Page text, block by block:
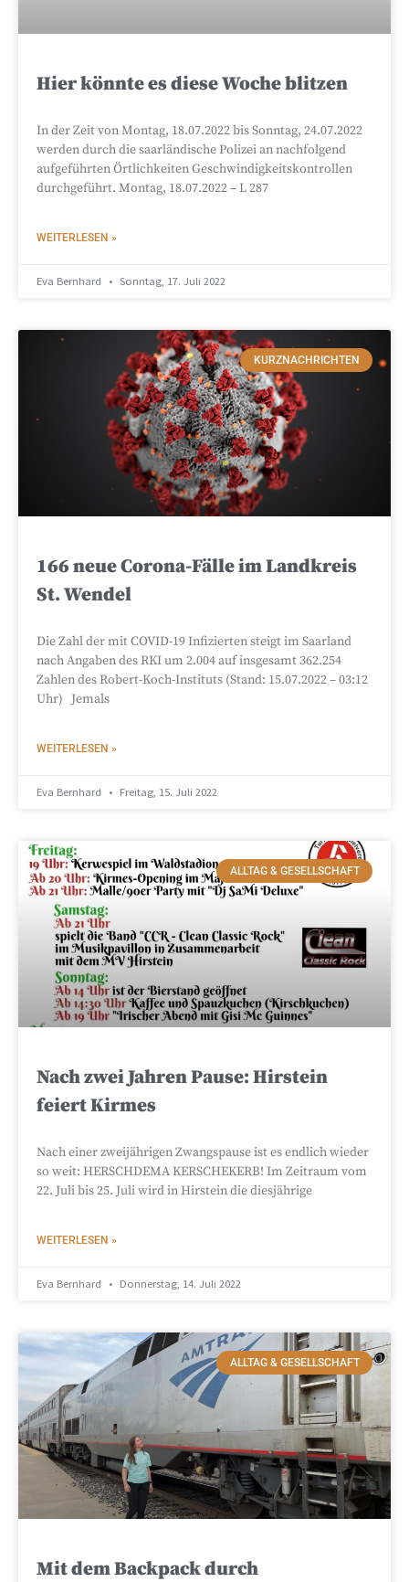
Hier könnte es diese Woche blitzen
In der Zeit von Montag, 18.07.2022 bis Sonntag, 24.07.2022
werden durch die saarländische Polizei an nachfolgend
aufgeführten Örtlichkeiten Geschwindigkeitskontrollen
durchgeführt. Montag, 18.07.2022 – L 287
WEITERLESEN »
Eva Bernhard Sonntag, 17. Juli 2022
KURZNACHRICHTEN
166 neue Corona-Fälle im Landkreis
St. Wendel
Die Zahl der mit COVID-19 Infizierten steigt im Saarland
nach Angaben des RKI um 2.004 auf insgesamt 362.254
Zahlen des Robert-Koch-Instituts (Stand: 15.07.2022 – 03:12
Uhr) Jemals
WEITERLESEN »
Eva Bernhard Freitag, 15. Juli 2022
ALLTAG & GESELLSCHAFT
Nach zwei Jahren Pause: Hirstein
feiert Kirmes
Nach einer zweijährigen Zwangspause ist es endlich wieder
so weit: HERSCHDEMA KERSCHEKERB! Im Zeitraum vom
22. Juli bis 25. Juli wird in Hirstein die diesjährige
WEITERLESEN »
Eva Bernhard Donnerstag, 14. Juli 2022
ALLTAG & GESELLSCHAFT
Mit dem Backpack durch